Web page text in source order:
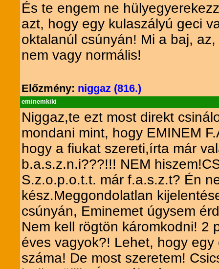
És te engem ne
azt, hogy egy kulaszályú geci
oktalanúl csúnyán! Mi a baj,
nem vagy normális!
Előzmény: niggaz (816.)
eminemkiki
Niggaz,te ezt most direkt
mondani mint, hogy EMINEM
hogy a fiukat szereti,írta már
b.a.s.z.n.i???!!! NEM
S.z.o.p.o.t.t. már f.a.s.z.t? Én
kész.Meggondolatlan
csúnyán, Eminemet úgysem
Nem kell rögtön káromkodni! 2
éves vagyok?! Lehet, hogy
száma! De most szeretem!